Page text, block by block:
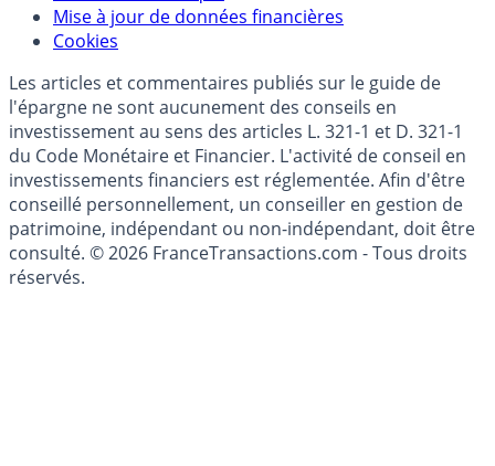
Données)
Modèle économique
Cookies
Les articles et commentaires publiés sur le guide de
l'épargne ne sont aucunement des conseils en
investissement au sens des articles L. 321-1 et D. 321-1
du Code Monétaire et Financier. L'activité de conseil en
investissements financiers est réglementée. Afin d'être
conseillé personnellement, un conseiller en gestion de
patrimoine, indépendant ou non-indépendant, doit être